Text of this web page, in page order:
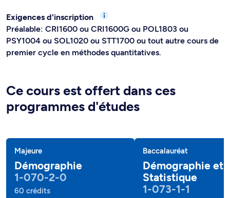
Exigences d'inscription
Préalable: CRI1600 ou CRI1600G ou POL1803 ou
PSY1004 ou SOL1020 ou STT1700 ou tout autre cours de
premier cycle en méthodes quantitatives.
Ce cours est offert dans ces
programmes d'études
Majeure
Démographie
1-070-2-0
60 crédits
Baccalauréat
Démographie et
Statistique
1-073-1-1